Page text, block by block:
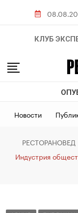
КЛУБ
Новости
РЕСТОРАНОВЕД
Индустрия